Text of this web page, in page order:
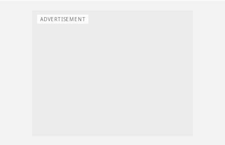
ADVERTISEMENT